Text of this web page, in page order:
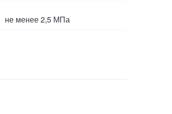
не менее 2,5 МПа